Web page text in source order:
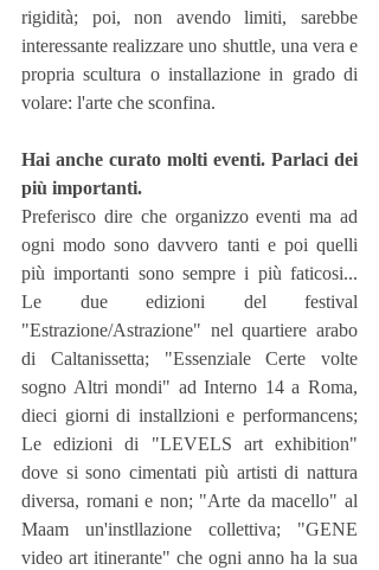
rigidità; poi, non avendo limiti, sarebbe
interessante realizzare uno shuttle, una vera e
propria scultura o installazione in grado di
volare: l'arte che sconfina.
Hai anche curato molti eventi. Parlaci dei
più importanti.
Preferisco dire che organizzo eventi ma ad
ogni modo sono davvero tanti e poi quelli
più importanti sono sempre i più faticosi...
Le due edizioni del festival
"Estrazione/Astrazione" nel quartiere arabo
di Caltanissetta; "Essenziale Certe volte
sogno Altri mondi" ad Interno 14 a Roma,
dieci giorni di installzioni e performancens;
Le edizioni di "LEVELS art exhibition"
dove si sono cimentati più artisti di nattura
diversa, romani e non; "Arte da macello" al
Maam un'instllazione collettiva; "GENE
video art itinerante" che ogni anno ha la sua